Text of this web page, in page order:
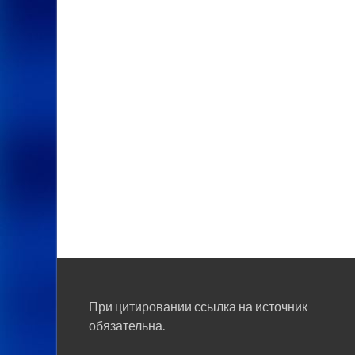
При цитировании ссылка на источник
обязательна.